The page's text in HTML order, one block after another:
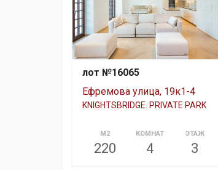
лот №16065
Ефремова улица, 19к1-4
KNIGHTSBRIDGE. PRIVATE PARK
М2
220
КОМНАТ
4
ЭТАЖ
3